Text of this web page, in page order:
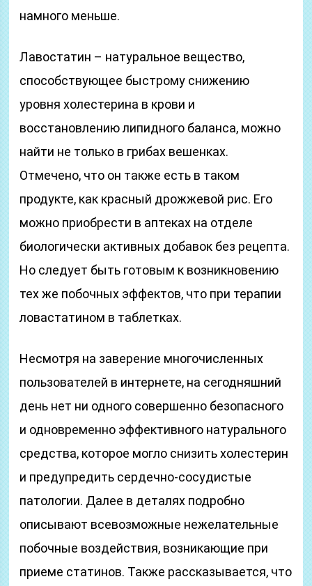
намного меньше.
Лавостатин – натуральное вещество,
способствующее быстрому снижению
уровня холестерина в крови и
восстановлению липидного баланса, можно
найти не только в грибах вешенках.
Отмечено, что он также есть в таком
продукте, как красный дрожжевой рис. Его
можно приобрести в аптеках на отделе
биологически активных добавок без рецепта.
Но следует быть готовым к возникновению
тех же побочных эффектов, что при терапии
ловастатином в таблетках.
Несмотря на заверение многочисленных
пользователей в интернете, на сегодняшний
день нет ни одного совершенно безопасного
и одновременно эффективного натурального
средства, которое могло снизить холестерин
и предупредить сердечно-сосудистые
патологии. Далее в деталях подробно
описывают всевозможные нежелательные
побочные воздействия, возникающие при
приеме статинов. Также рассказывается, что